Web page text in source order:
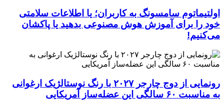
اولتیماتوم سامسونگ به کاربران؛ یا اطلاعات سلامتی
خود را برای آموزش هوش مصنوعی بدهید یا پاکشان
می‌کنیم!
رونمایی از دوج چارجر ۲۰۲۷ با رنگ نوستالژیک ارغوانی
به مناسبت ۶۰ سالگی این عضله‌ساز آمریکایی